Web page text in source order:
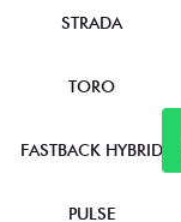
STRADA
TORO
FASTBACK HYBRID
PULSE